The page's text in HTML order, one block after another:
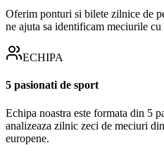
Oferim ponturi si bilete zilnice de
ne ajuta sa identificam meciurile
ECHIPA
5 pasionati de sport
Echipa noastra este formata din 5
analizeaza zilnic zeci de meciuri
europene.